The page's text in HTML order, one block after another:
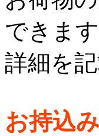
できま
詳細を
お持込